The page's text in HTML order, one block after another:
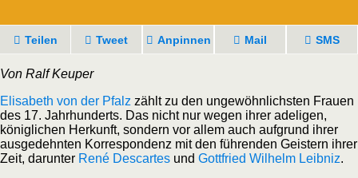
Teilen Tweet Anpinnen Mail SMS
Von Ralf Keuper
Elisabeth von der Pfalz zählt zu den ungewöhnlichsten Frauen
des 17. Jahrhunderts. Das nicht nur wegen ihrer adeligen,
königlichen Herkunft, sondern vor allem auch aufgrund ihrer
ausgedehnten Korrespondenz mit den führenden Geistern ihrer
Zeit, darunter René Descartes und Gottfried Wilhelm Leibniz.